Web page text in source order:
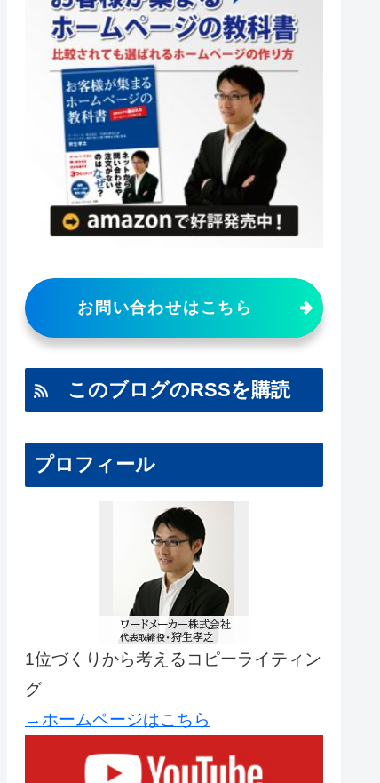
お問い合わせはこちら
このブログのRSSを購読
プロフィール
1位づくりから考えるコピーライティン
グ
→ホームページはこちら